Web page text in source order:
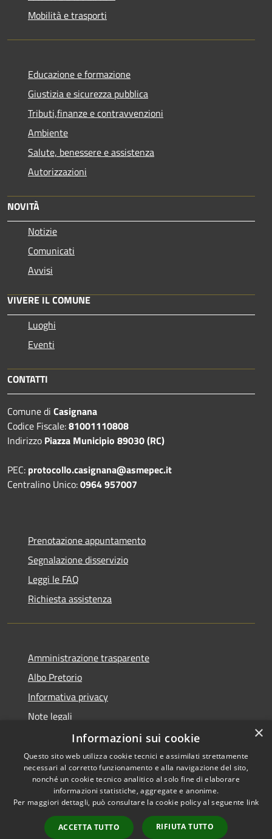
Mobilità e trasporti
Educazione e formazione
Giustizia e sicurezza pubblica
Tributi,finanze e contravvenzioni
Ambiente
Salute, benessere e assistenza
Autorizzazioni
NOVITÀ
Notizie
Comunicati
Avvisi
VIVERE IL COMUNE
Luoghi
Eventi
CONTATTI
Comune di Casignana
Codice Fiscale:81001110808
Indirizzo Piazza Municipio 89030 (RC)
PEC: protocollo.casignana@asmepec.it
Centralino Unico:0964 957007
Prenotazione appuntamento
Segnalazione disservizio
Leggi le FAQ
Richiesta assistenza
Amministrazione trasparente
Albo Pretorio
Informativa privacy
Note legali
Dichiarazione di accessibilità
RSS
Accessibilità
Copyright © 2026 • Comune di
Municipium•
Accesso
×
Informazioni sui cookie
Questo sito web utilizza cookie tecnici e assimilati strettamente
necessari al corretto funzionamento e alla navigazione del sito,
nonché un cookie tecnico analitico al solo fine di elaborare
informazioni statistiche, aggregate e anonime.
Per maggiori dettagli, può consultare la cookie policy al seguente link
ACCETTA TUTTO RIFIUTA TUTTO